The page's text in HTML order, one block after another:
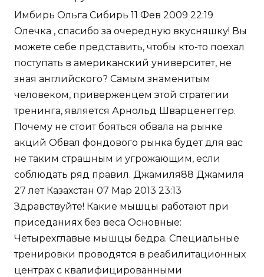
Имбирь Ольга Сибирь 11 Фев 2009 22:19
Олечка , спасибо за очередную вкусняшку! Вы
можете себе представить, чтобы кто-то поехал
поступать в американский университет, не
зная английского? Самым знаменитым
человеком, приверженцем этой стратегии
тренинга, является Арнольд Шварценеггер.
Почему не стоит бояться обвала на рынке
акций Обвал фондового рынка будет для вас
не таким страшным и угрожающим, если
соблюдать ряд правил. Джамиля88 Джамиля
27 лет Казахстан 07 Мар 2013 23:13
Здравствуйте! Какие мышцы работают при
приседаниях без веса Основные:
Четырехглавые мышцы бедра. Специальные
тренировки проводятся в реабилитационных
центрах с квалифицированными